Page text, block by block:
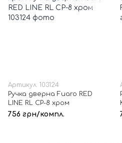
Артикул: 103124
Ручка дверна Fuaro RED
LINE RL CP-8 хром
756 грн/компл.